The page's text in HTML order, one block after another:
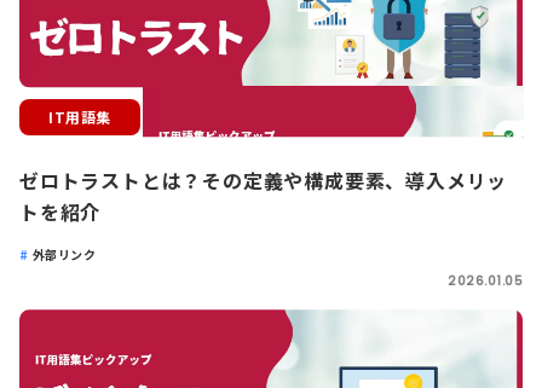
IT用語集
ゼロトラストとは？その定義や構成要素、導入メリッ
トを紹介
外部リンク
2026.01.05